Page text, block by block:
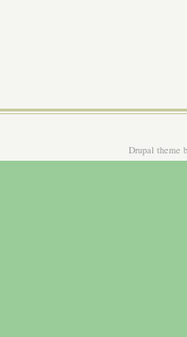
Drupal theme